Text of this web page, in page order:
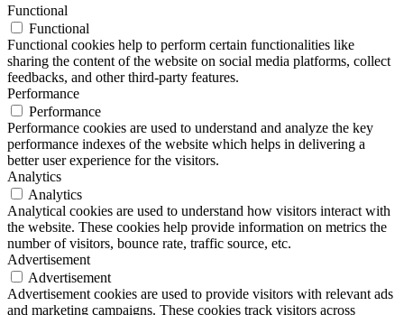
Functional
Functional
Functional cookies help to perform certain functionalities like
sharing the content of the website on social media platforms, collect
feedbacks, and other third-party features.
Performance
Performance
Performance cookies are used to understand and analyze the key
performance indexes of the website which helps in delivering a
better user experience for the visitors.
Analytics
Analytics
Analytical cookies are used to understand how visitors interact with
the website. These cookies help provide information on metrics the
number of visitors, bounce rate, traffic source, etc.
Advertisement
Advertisement
Advertisement cookies are used to provide visitors with relevant ads
and marketing campaigns. These cookies track visitors across